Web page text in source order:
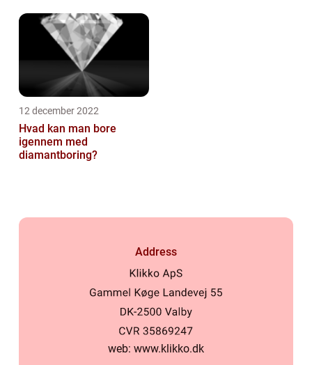
12 december 2022
Hvad kan man bore
igennem med
diamantboring?
Address
web: www.klikko.dk